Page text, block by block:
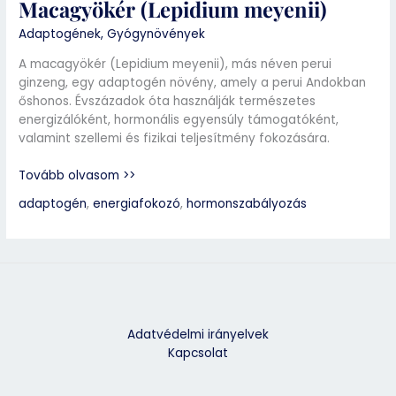
Macagyökér (Lepidium meyenii)
Adaptogének,Gyógynövények
A macagyökér (Lepidium meyenii), más néven perui
ginzeng, egy adaptogén növény, amely a perui Andokban
őshonos. Évszázadok óta használják természetes
energizálóként, hormonális egyensúly támogatóként,
valamint szellemi és fizikai teljesítmény fokozására.
Tovább olvasom >>
adaptogén,energiafokozó,hormonszabályozás
Adatvédelmi irányelvek
Kapcsolat